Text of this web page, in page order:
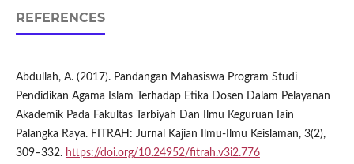
REFERENCES
Abdullah, A. (2017). Pandangan Mahasiswa Program Studi
Pendidikan Agama Islam Terhadap Etika Dosen Dalam Pelayanan
Akademik Pada Fakultas Tarbiyah Dan Ilmu Keguruan Iain
Palangka Raya. FITRAH: Jurnal Kajian Ilmu-Ilmu Keislaman, 3(2),
309–332. https://doi.org/10.24952/fitrah.v3i2.776